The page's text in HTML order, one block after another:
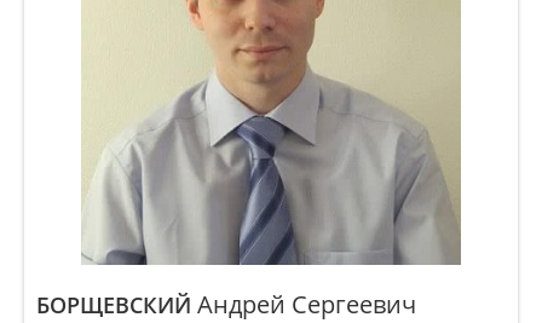
БОРЩЕВСКИЙ Андрей Сергеевич